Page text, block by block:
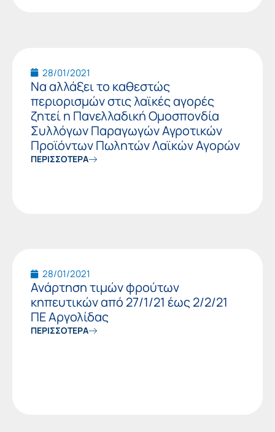
28/01/2021
Να αλλάξει το καθεστώς
περιορισμών στις λαϊκές αγορές
ζητεί η Πανελλαδική Ομοσπονδία
Συλλόγων Παραγωγών Αγροτικών
Προϊόντων Πωλητών Λαϊκών Αγορών
ΠΕΡΙΣΣΟΤΕΡΑ
28/01/2021
Ανάρτηση τιμών φρούτων
κηπευτικών από 27/1/21 έως 2/2/21
ΠΕ Αργολίδας
ΠΕΡΙΣΣΟΤΕΡΑ